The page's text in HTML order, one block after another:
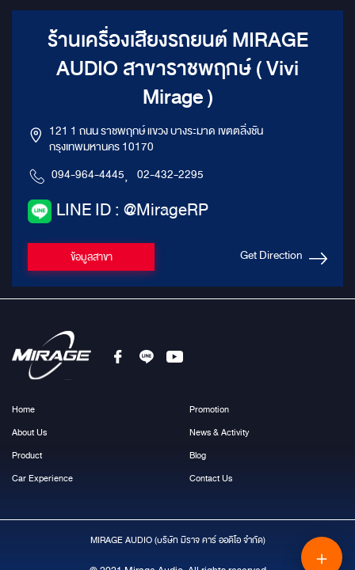
ร้านเครื่องเสียงรถยนต์ MIRAGE
AUDIO สาขาราชพฤกษ์ ( Vivi
Mirage )
121 1 ถนน ราชพฤกษ์ แขวง บางระมาด เขตตลิ่งชัน
กรุงเทพมหานคร 10170
094-964-4445, 02-432-2295
LINE ID : @MirageRP
ข้อมูลสาขา Get Direction
Home
About Us
Product
Car Experience
Promotion
News & Activity
Blog
Contact Us
MIRAGE AUDIO (บริษัท มีราจ คาร์ ออดิโอ จำกัด)
＋